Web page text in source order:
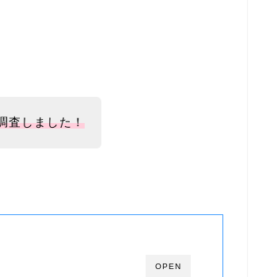
査しました！
OPEN